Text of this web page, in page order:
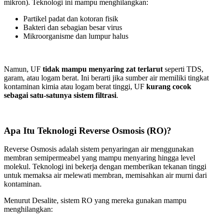
mikron). Teknologi ini mampu menghilangkan:
Partikel padat dan kotoran fisik
Bakteri dan sebagian besar virus
Mikroorganisme dan lumpur halus
Namun, UF tidak mampu menyaring zat terlarut seperti TDS,
garam, atau logam berat. Ini berarti jika sumber air memiliki tingkat
kontaminan kimia atau logam berat tinggi, UF kurang cocok
sebagai satu-satunya sistem filtrasi.
Apa Itu Teknologi Reverse Osmosis (RO)?
Reverse Osmosis adalah sistem penyaringan air menggunakan
membran semipermeabel yang mampu menyaring hingga level
molekul. Teknologi ini bekerja dengan memberikan tekanan tinggi
untuk memaksa air melewati membran, memisahkan air murni dari
kontaminan.
Menurut Desalite, sistem RO yang mereka gunakan mampu
menghilangkan: